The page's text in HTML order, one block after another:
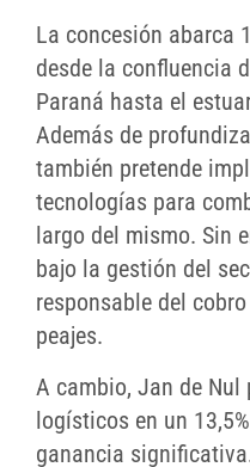
La concesión abarca
desde la confluencia
Paraná hasta el
Además de
también pretende
tecnologías para
largo del mismo. Sin
bajo la gestión del
responsable del
peajes.
A cambio, Jan de
logísticos en un
ganancia